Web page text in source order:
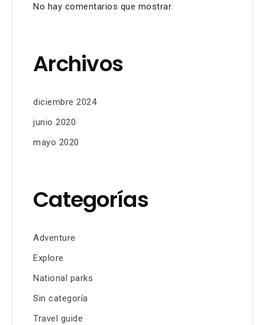
No hay comentarios que mostrar.
Archivos
diciembre 2024
junio 2020
mayo 2020
Categorías
Adventure
Explore
National parks
Sin categoría
Travel guide